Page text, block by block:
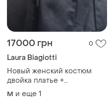
Новый женский костюм
пальто(жакет) сатин-атлас,
размер 14 наш 48-50 бренд
laura mandrigano испания
M и еще 1